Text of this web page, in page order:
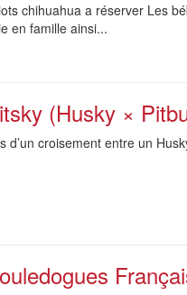
chihuahua a réserver Les
en famille ainsi...
(Husky ×
d’un croisement entre un